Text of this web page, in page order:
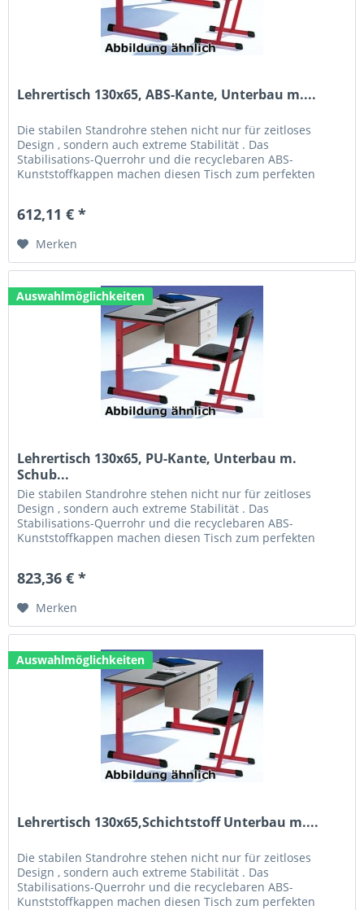
Lehrertisch 130x65, ABS-Kante, Unterbau m....
Die stabilen Standrohre stehen nicht nur für zeitloses
Design , sondern auch extreme Stabilität . Das
Stabilisations-Querrohr und die recyclebaren ABS-
Kunststoffkappen machen diesen Tisch zum perfekten
612,11 € *
Merken
Auswahlmöglichkeiten
Lehrertisch 130x65, PU-Kante, Unterbau m.
Schub...
Die stabilen Standrohre stehen nicht nur für zeitloses
Design , sondern auch extreme Stabilität . Das
Stabilisations-Querrohr und die recyclebaren ABS-
Kunststoffkappen machen diesen Tisch zum perfekten
823,36 € *
Merken
Auswahlmöglichkeiten
Lehrertisch 130x65,Schichtstoff Unterbau m....
Die stabilen Standrohre stehen nicht nur für zeitloses
Design , sondern auch extreme Stabilität . Das
Stabilisations-Querrohr und die recyclebaren ABS-
Kunststoffkappen machen diesen Tisch zum perfekten